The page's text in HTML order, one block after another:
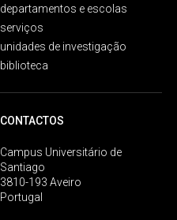
departamentos e escolas
serviços
unidades de investigação
biblioteca
CONTACTOS
Campus Universitário de
Santiago
3810-193 Aveiro
Portugal